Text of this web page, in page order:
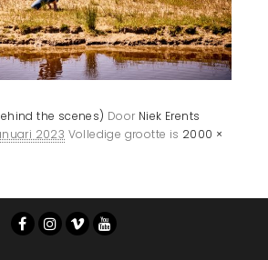
the scenes) Door Niek Erents
2023 Volledige grootte is 2000 ×